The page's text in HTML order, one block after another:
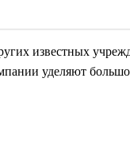
известных
уделяют